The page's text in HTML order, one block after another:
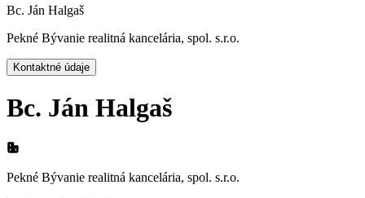
Bc. Ján Halgaš
Pekné Bývanie realitná kancelária, spol. s.r.o.
Kontaktné údaje
Bc. Ján Halgaš
Pekné Bývanie realitná kancelária, spol. s.r.o.